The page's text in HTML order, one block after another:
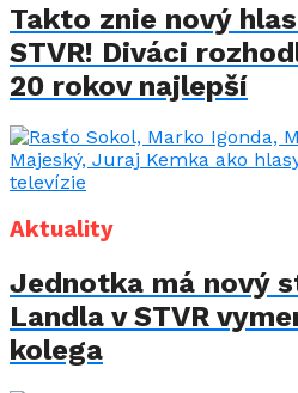
Takto znie nový
STVR! Diváci
20 rokov najlepší
Aktuality
Jednotka má nový
Landla v STVR
kolega